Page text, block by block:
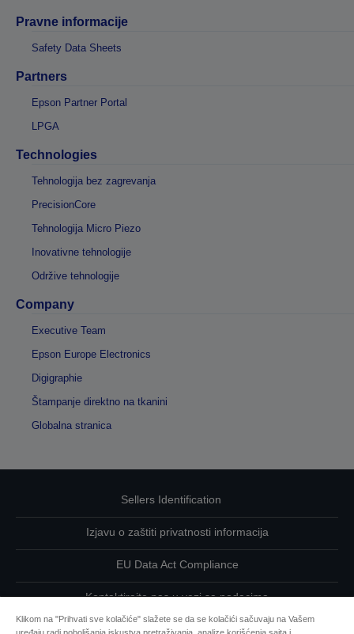
Pravne informacije
Safety Data Sheets
Partners
Epson Partner Portal
LPGA
Technologies
Tehnologija bez zagrevanja
PrecisionCore
Tehnologija Micro Piezo
Inovativne tehnologije
Održive tehnologije
Company
Executive Team
Epson Europe Electronics
Digigraphie
Štampanje direktno na tkanini
Globalna stranica
Sellers Identification
Izjavu o zaštiti privatnosti informacija
EU Data Act Compliance
Kontaktirajte nas u vezi sa podacima
Informacije o kolačićima
Klikom na "Prihvati sve kolačiće" slažete se da se kolačići sačuvaju na Vašem